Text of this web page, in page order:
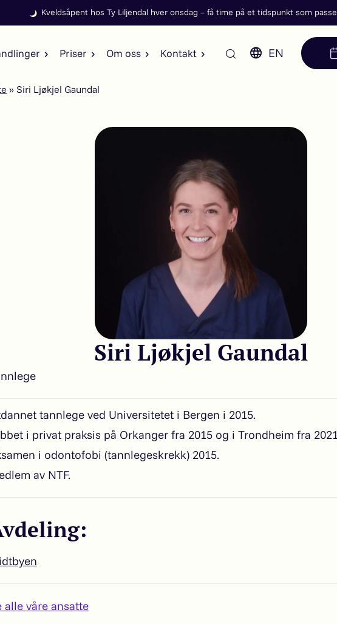
Kveldsåpent hos Ty Liljendal hver onsdag – få time på et tidspunkt som
Priser Om oss Kontakt EN
»Siri Ljøkjel Gaundal
Siri Ljøkjel Gaundal
tannlege ved Universitetet i Bergen i 2015.
i privat praksis på Orkanger fra 2015 og i Trondheim fra
i odontofobi (tannlegeskrekk) 2015.
av NTF.
alle våre ansatte